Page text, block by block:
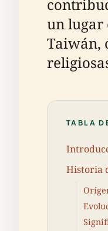
un lugar
Taiwán,
TABLA
Historia